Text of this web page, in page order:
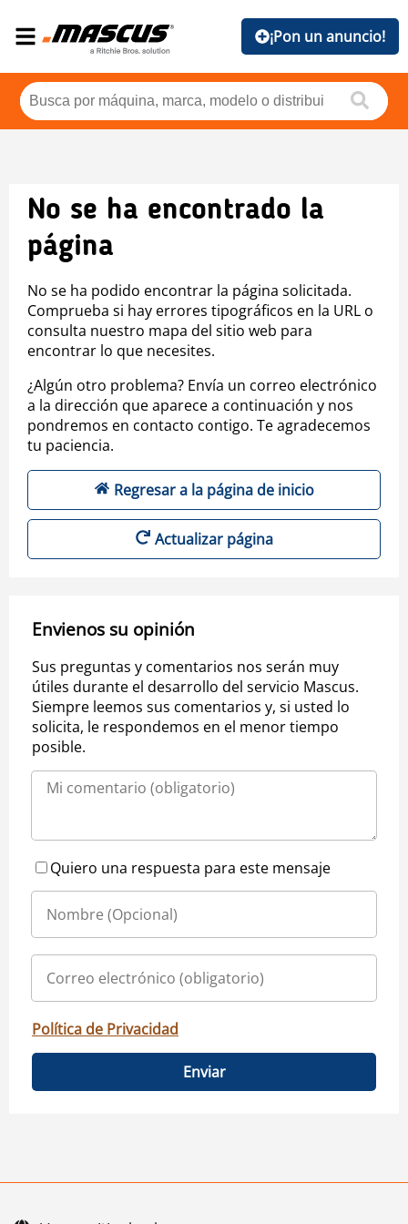
¡Pon un anuncio!
No se ha encontrado la
página
No se ha podido encontrar la página solicitada.
Comprueba si hay errores tipográficos en la URL o
consulta nuestro mapa del sitio web para
encontrar lo que necesites.
¿Algún otro problema? Envía un correo electrónico
a la dirección que aparece a continuación y nos
pondremos en contacto contigo. Te agradecemos
tu paciencia.
Regresar a la página de inicio
Actualizar página
Envienos su opinión
Sus preguntas y comentarios nos serán muy
útiles durante el desarrollo del servicio Mascus.
Siempre leemos sus comentarios y, si usted lo
solicita, le respondemos en el menor tiempo
posible.
Quiero una respuesta para este mensaje
Política de Privacidad
Enviar